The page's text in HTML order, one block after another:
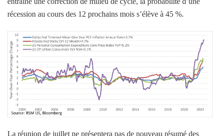
récession au cours des 12 prochains mois s’élève à 45 %.
La réunion de juillet ne présentera pas de nouveau résumé des